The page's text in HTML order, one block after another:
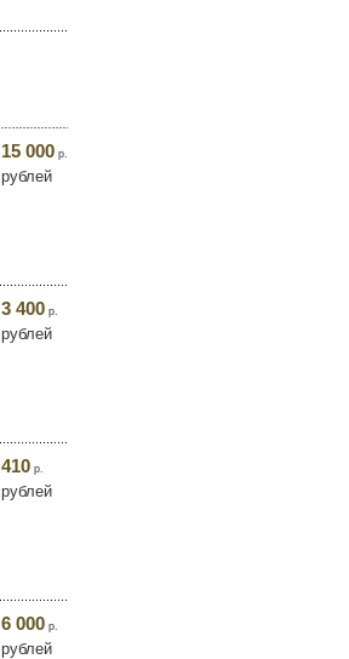
15 000 р.
рублей
3 400 р.
рублей
410 р.
рублей
6 000 р.
рублей